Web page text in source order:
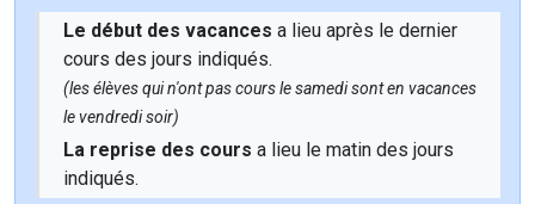
Le début des vacances a lieu après le dernier
cours des jours indiqués.
(les élèves qui n'ont pas cours le samedi sont en vacances
le vendredi soir)
La reprise des cours a lieu le matin des jours
indiqués.